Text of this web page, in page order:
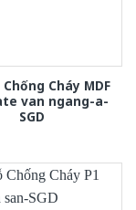
Cháy MDF
van ngang-a-
SGD